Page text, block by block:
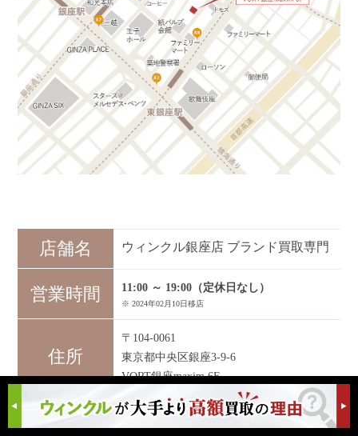
店舗名 ウィンクル銀座店 ブランド買取専門
営業時間 11:00 ～ 19:00（定休日なし）
※ 2024年02月10日移店
住所
〒104-0061
東京都中央区銀座3-9-6
VORT銀座maxim 6F
東京メトロ「銀座駅」A12出口より徒歩約
3分 都営浅草線「東銀座駅」A8出口より